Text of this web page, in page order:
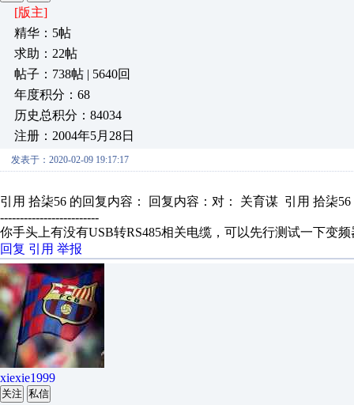
[版主]
精华：5帖
求助：22帖
帖子：738帖 | 5640回
年度积分：68
历史总积分：84034
注册：2004年5月28日
发表于：2020-02-09 19:17:17
引用 拾柒56 的回复内容： 回复内容：对： 关育谋 引用 拾柒
-------------------------
你手头上有没有USB转RS485相关电缆，可以先行测试一下变频
回复 引用 举报
xiexie1999
关注 私信